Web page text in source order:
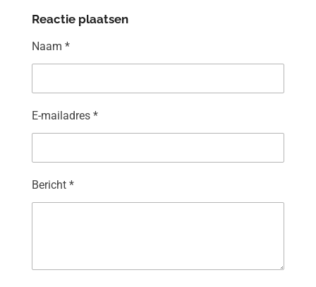
Reactie plaatsen
Naam *
E-mailadres *
Bericht *